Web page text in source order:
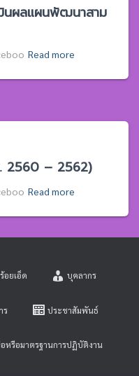
นผลแผนพัฒนาสาม
Read more
2560 – 2562)
Read more
อยเอ็ด บุคลากร
ร ประชาสัมพันธ์
หรือมาตรฐานการปฏิบัติงาน